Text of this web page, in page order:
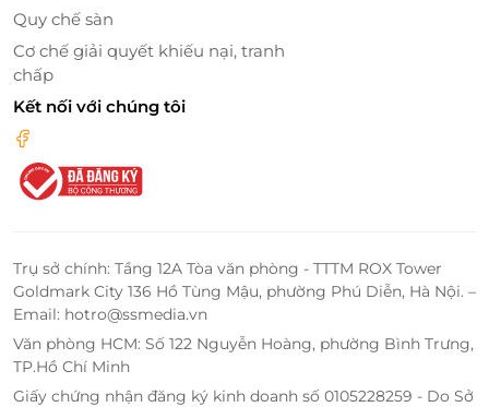
hoà giữa hai dòng thời trang basic và trendy khiến
nhiều bối cảnh hằng ngày mà vẫn bắt kịp xu hướng
mốt của năm.
Quy chế sàn
Cơ chế giải quyết khiếu nại, tranh
chấp
Kết nối với chúng tôi
Trụ sở chính: Tầng 12A Tòa văn phòng - TTTM ROX Tower
Goldmark City 136 Hồ Tùng Mậu, phường Phú Diễn, Hà Nội. –
Email: hotro@ssmedia.vn
Văn phòng HCM: Số 122 Nguyễn Hoàng, phường Bình Trưng,
TP.Hồ Chí Minh
Giấy chứng nhận đăng ký kinh doanh số 0105228259 - Do Sở